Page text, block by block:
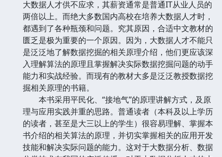
大数据人才供不应求，其薪资通常是普通IT从业人员的
两倍以上。而绝大多数国内高校在培养大数据人才时，
都遇到了各种瓶颈和问题。究其原因，合适中文教材的
匮乏是极为重要的一个原因。因为，大数据人才不能只
是泛泛地了解数据挖掘的相关原理介绍，他们更应该深
入理解算法的原理且掌握解决实际数据挖掘问题的动手
能力和实战经验。而现有的教材大多是泛泛教授数据挖
掘相关原理的书籍。
本书采用平民化、“接地气”的原理讲解方式，及原
理与应用实践并重的思路。普通读者（本科及以上学历
的读者，甚至是大三以上的学生）很容易理解、掌握本
书介绍的相关算法的原理，并切实掌握相关的应用开发
技能和解决实际问题的能力。这对于大数据分析、数据